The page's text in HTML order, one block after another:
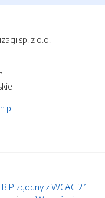
sp. z o.o.
BIP zgodny z WCAG 2.1